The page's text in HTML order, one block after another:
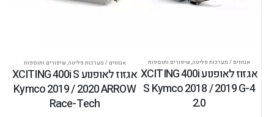
אגזוזים / מערכות פליטה, שיפורים ותוספות
אגזוז לאופנוע XCITING 400i
S Kymco 2018 / 2019 G-4
2.0
אגזוזים / מערכות פליטה, שיפורים ותוספות
אגזוז לאופנוע XCITING 400i S
Kymco 2019 / 2020 ARROW
Race-Tech